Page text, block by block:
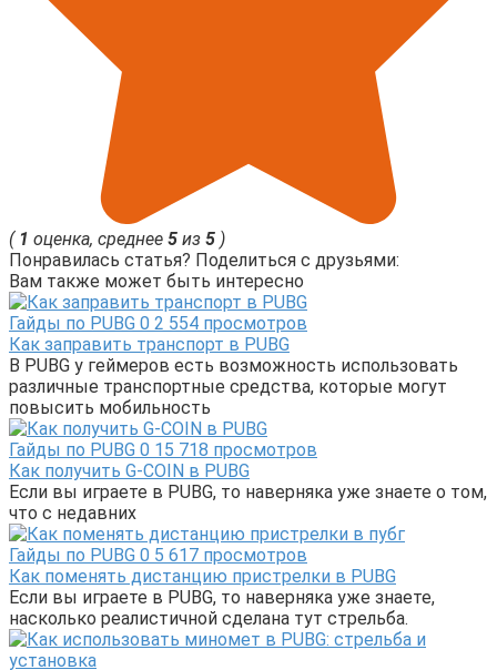
( 1 оценка, среднее 5 из 5 )
Понравилась статья? Поделиться с друзьями:
Вам также может быть интересно
Гайды по PUBG 0 2 554 просмотров
Как заправить транспорт в PUBG
В PUBG у геймеров есть возможность использовать
различные транспортные средства, которые могут
повысить мобильность
Гайды по PUBG 0 15 718 просмотров
Как получить G-COIN в PUBG
Если вы играете в PUBG, то наверняка уже знаете о том,
что с недавних
Гайды по PUBG 0 5 617 просмотров
Как поменять дистанцию пристрелки в PUBG
Если вы играете в PUBG, то наверняка уже знаете,
насколько реалистичной сделана тут стрельба.